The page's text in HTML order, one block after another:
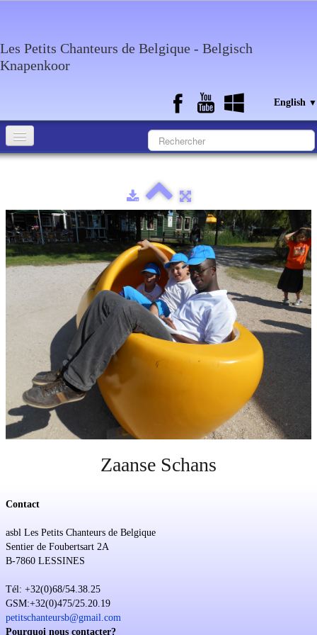
Les Petits Chanteurs de Belgique - Belgisch
Knapenkoor
English ▼
Media
Calendar
Discography
Contact
Sponsoring
Events
Zaanse Schans
Contact
asbl Les Petits Chanteurs de Belgique
Sentier de Foubertsart 2A
B-7860 LESSINES
Tél: +32(0)68/54.38.25
GSM:+32(0)475/25.20.19
petitschanteursb@gmail.com
Pourquoi nous contacter?